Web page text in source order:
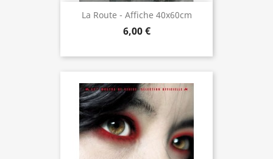
La Route - Affiche 40x60cm
6,00 €